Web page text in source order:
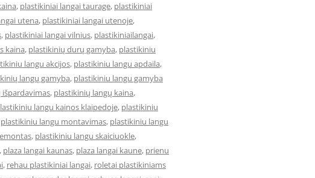
, plastikiniai langai taurage, plastikiniai
utena, plastikiniai langai utenoje,
, plastikiniai langai vilnius, plastikiniailangai,
kaina, plastikinių durų gamyba, plastikiniu
langu akcijos, plastikiniu langu apdaila,
langų gamyba, plastikiniu langu gamyba
, plastikinių langų kaina,
langu kainos klaipedoje, plastikiniu
plastikiniu langu montavimas, plastikiniu langu
, plastikiniu langu skaiciuokle,
, plaza langai kaunas, plaza langai kaune, prienu
, rehau plastikiniai langai, roletai plastikiniams